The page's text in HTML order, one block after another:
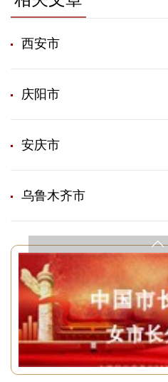
西安市
庆阳市
安庆市
乌鲁木齐市